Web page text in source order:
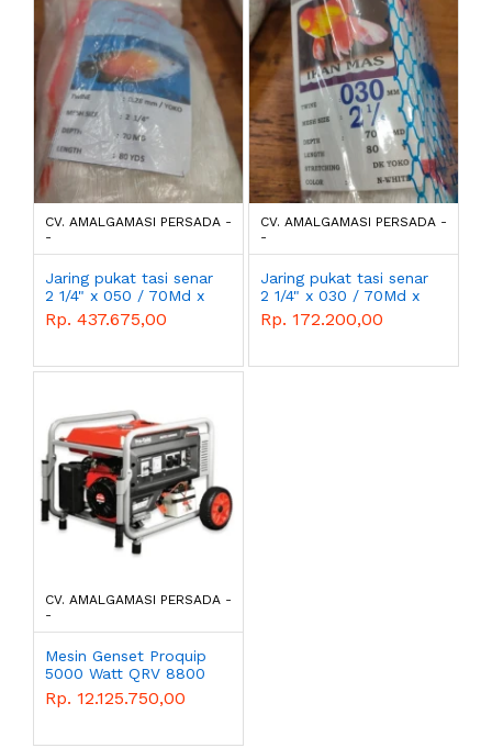
CV. AMALGAMASI PERSADA -
-
Jaring pukat tasi senar
2 1/4" x 050 / 70Md x
80y Gurame Morut
Rp. 437.675,00
CV. AMALGAMASI PERSADA -
-
Jaring pukat tasi senar
2 1/4" x 030 / 70Md x
80y Ikan Mas Morut
Rp. 172.200,00
CV. AMALGAMASI PERSADA -
-
Mesin Genset Proquip
5000 Watt QRV 8800
Morut
Rp. 12.125.750,00